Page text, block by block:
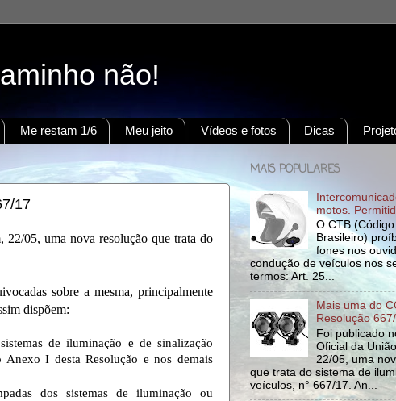
não!
Me restam 1/6 Meu jeito Vídeos e fotos Dicas
17
05, uma nova resolução que trata do
sobre a mesma, principalmente
dispõem:
de iluminação e de sinalização
Anexo I desta Resolução e nos demais
dos sistemas de iluminação ou
MAIS POPULARES
motos.
O CTB
Brasileiro)
fones nos
condução de veículos nos
termos: Art. 25...
Mais uma do
Resolução
Foi publicado
Oficial da
22/05, uma
que trata do sistema de
veículos, n° 667/17. An...